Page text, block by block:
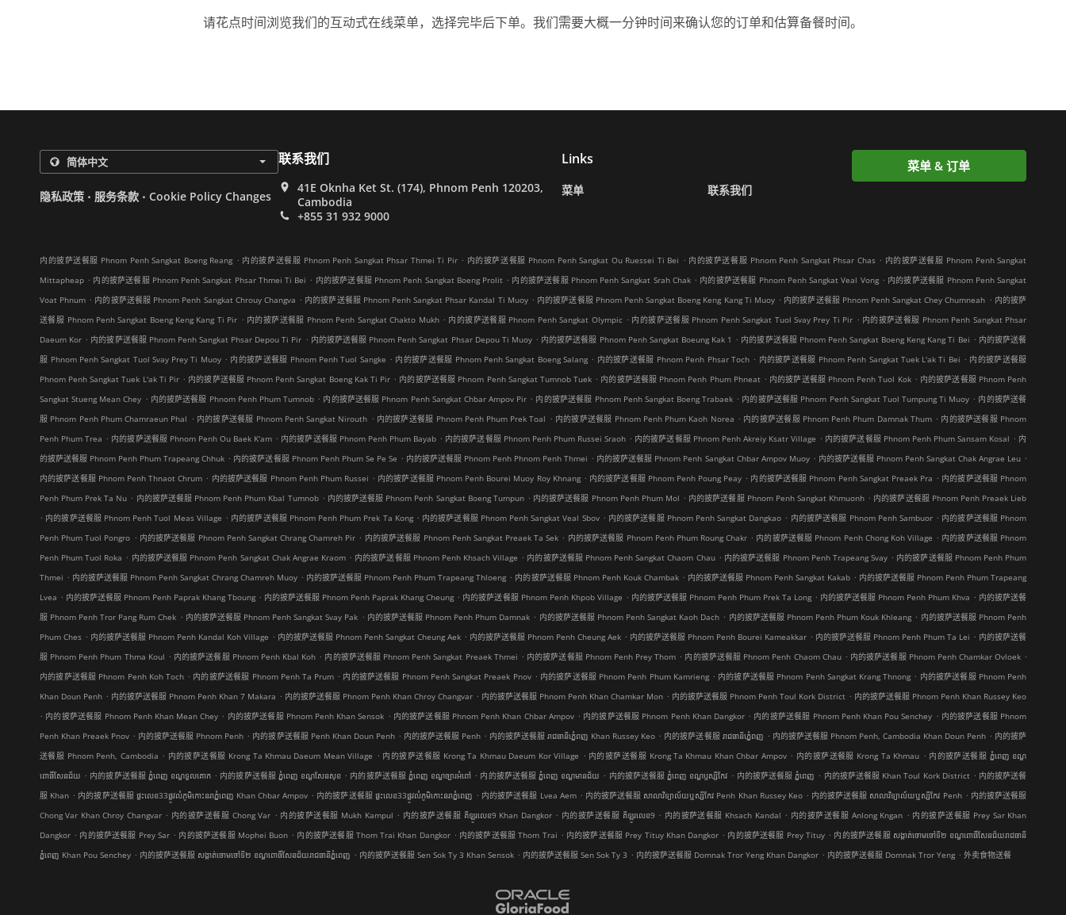
请花点时间浏览我们的互动式在线菜单，选择完毕后下单。我们需要大概一分钟时间来确认您的订单和估算备餐时间。
隐私政策 . 服务条款 . Cookie Policy Changes
联系我们
41E Oknha Ket St. (174), Phnom Penh 120203,
Cambodia
+855 31 932 9000
Links
菜单 联系我们
菜单 & 订单
内的披萨送餐服 Phnom Penh Sangkat Boeng Reang . 内的披萨送餐服 Phnom Penh Sangkat Phsar Thmei Ti Pir . 内的披萨送餐服 Phnom Penh Sangkat Ou Ruessei Ti Bei . 内的披萨送餐服 Phnom Penh Sangkat Phsar Chas . 内的披萨送餐服 Phnom Penh Sangkat
Mittapheap . 内的披萨送餐服 Phnom Penh Sangkat Phsar Thmei Ti Bei . 内的披萨送餐服 Phnom Penh Sangkat Boeng Prolit . 内的披萨送餐服 Phnom Penh Sangkat Srah Chak . 内的披萨送餐服 Phnom Penh Sangkat Veal Vong . 内的披萨送餐服 Phnom Penh Sangkat
Voat Phnum . 内的披萨送餐服 Phnom Penh Sangkat Chrouy Changva . 内的披萨送餐服 Phnom Penh Sangkat Phsar Kandal Ti Muoy . 内的披萨送餐服 Phnom Penh Sangkat Boeng Keng Kang Ti Muoy . 内的披萨送餐服 Phnom Penh Sangkat Chey Chumneah . 内的披萨
送餐服 Phnom Penh Sangkat Boeng Keng Kang Ti Pir . 内的披萨送餐服 Phnom Penh Sangkat Chakto Mukh . 内的披萨送餐服 Phnom Penh Sangkat Olympic . 内的披萨送餐服 Phnom Penh Sangkat Tuol Svay Prey Ti Pir . 内的披萨送餐服 Phnom Penh Sangkat Phsar
Daeum Kor . 内的披萨送餐服 Phnom Penh Sangkat Phsar Depou Ti Pir . 内的披萨送餐服 Phnom Penh Sangkat Phsar Depou Ti Muoy . 内的披萨送餐服 Phnom Penh Sangkat Boeung Kak 1 . 内的披萨送餐服 Phnom Penh Sangkat Boeng Keng Kang Ti Bei . 内的披萨送餐
服 Phnom Penh Sangkat Tuol Svay Prey Ti Muoy . 内的披萨送餐服 Phnom Penh Tuol Sangke . 内的披萨送餐服 Phnom Penh Sangkat Boeng Salang . 内的披萨送餐服 Phnom Penh Phsar Toch . 内的披萨送餐服 Phnom Penh Sangkat Tuek L'ak Ti Bei . 内的披萨送餐服
Phnom Penh Sangkat Tuek L'ak Ti Pir . 内的披萨送餐服 Phnom Penh Sangkat Boeng Kak Ti Pir . 内的披萨送餐服 Phnom Penh Sangkat Tumnob Tuek . 内的披萨送餐服 Phnom Penh Phum Phneat . 内的披萨送餐服 Phnom Penh Tuol Kok . 内的披萨送餐服 Phnom Penh
Sangkat Stueng Mean Chey . 内的披萨送餐服 Phnom Penh Phum Tumnob . 内的披萨送餐服 Phnom Penh Sangkat Chbar Ampov Pir . 内的披萨送餐服 Phnom Penh Sangkat Boeng Trabaek . 内的披萨送餐服 Phnom Penh Sangkat Tuol Tumpung Ti Muoy . 内的披萨送餐
服 Phnom Penh Phum Chamraeun Phal . 内的披萨送餐服 Phnom Penh Sangkat Nirouth . 内的披萨送餐服 Phnom Penh Phum Prek Toal . 内的披萨送餐服 Phnom Penh Phum Kaoh Norea . 内的披萨送餐服 Phnom Penh Phum Damnak Thum . 内的披萨送餐服 Phnom
Penh Phum Trea . 内的披萨送餐服 Phnom Penh Ou Baek K'am . 内的披萨送餐服 Phnom Penh Phum Bayab . 内的披萨送餐服 Phnom Penh Phum Russei Sraoh . 内的披萨送餐服 Phnom Penh Akreiy Ksatr Village . 内的披萨送餐服 Phnom Penh Phum Sansam Kosal . 内
的披萨送餐服 Phnom Penh Phum Trapeang Chhuk . 内的披萨送餐服 Phnom Penh Phum Se Pe Se . 内的披萨送餐服 Phnom Penh Phnom Penh Thmei . 内的披萨送餐服 Phnom Penh Sangkat Chbar Ampov Muoy . 内的披萨送餐服 Phnom Penh Sangkat Chak Angrae Leu .
内的披萨送餐服 Phnom Penh Thnaot Chrum . 内的披萨送餐服 Phnom Penh Phum Russei . 内的披萨送餐服 Phnom Penh Bourei Muoy Roy Khnang . 内的披萨送餐服 Phnom Penh Poung Peay . 内的披萨送餐服 Phnom Penh Sangkat Preaek Pra . 内的披萨送餐服 Phnom
Penh Phum Prek Ta Nu . 内的披萨送餐服 Phnom Penh Phum Kbal Tumnob . 内的披萨送餐服 Phnom Penh Sangkat Boeng Tumpun . 内的披萨送餐服 Phnom Penh Phum Mol . 内的披萨送餐服 Phnom Penh Sangkat Khmuonh . 内的披萨送餐服 Phnom Penh Preaek Lieb
. 内的披萨送餐服 Phnom Penh Tuol Meas Village . 内的披萨送餐服 Phnom Penh Phum Prek Ta Kong . 内的披萨送餐服 Phnom Penh Sangkat Veal Sbov . 内的披萨送餐服 Phnom Penh Sangkat Dangkao . 内的披萨送餐服 Phnom Penh Sambuor . 内的披萨送餐服 Phnom
Penh Phum Tuol Pongro . 内的披萨送餐服 Phnom Penh Sangkat Chrang Chamreh Pir . 内的披萨送餐服 Phnom Penh Sangkat Preaek Ta Sek . 内的披萨送餐服 Phnom Penh Phum Roung Chakr . 内的披萨送餐服 Phnom Penh Chong Koh Village . 内的披萨送餐服 Phnom
Penh Phum Tuol Roka . 内的披萨送餐服 Phnom Penh Sangkat Chak Angrae Kraom . 内的披萨送餐服 Phnom Penh Khsach Village . 内的披萨送餐服 Phnom Penh Sangkat Chaom Chau . 内的披萨送餐服 Phnom Penh Trapeang Svay . 内的披萨送餐服 Phnom Penh Phum
Thmei . 内的披萨送餐服 Phnom Penh Sangkat Chrang Chamreh Muoy . 内的披萨送餐服 Phnom Penh Phum Trapeang Thloeng . 内的披萨送餐服 Phnom Penh Kouk Chambak . 内的披萨送餐服 Phnom Penh Sangkat Kakab . 内的披萨送餐服 Phnom Penh Phum Trapeang
Lvea . 内的披萨送餐服 Phnom Penh Paprak Khang Tboung . 内的披萨送餐服 Phnom Penh Paprak Khang Cheung . 内的披萨送餐服 Phnom Penh Khpob Village . 内的披萨送餐服 Phnom Penh Phum Prek Ta Long . 内的披萨送餐服 Phnom Penh Phum Khva . 内的披萨送餐
服 Phnom Penh Tror Pang Rum Chek . 内的披萨送餐服 Phnom Penh Sangkat Svay Pak . 内的披萨送餐服 Phnom Penh Phum Damnak . 内的披萨送餐服 Phnom Penh Sangkat Kaoh Dach . 内的披萨送餐服 Phnom Penh Phum Kouk Khleang . 内的披萨送餐服 Phnom Penh
Phum Ches . 内的披萨送餐服 Phnom Penh Kandal Koh Village . 内的披萨送餐服 Phnom Penh Sangkat Cheung Aek . 内的披萨送餐服 Phnom Penh Cheung Aek . 内的披萨送餐服 Phnom Penh Bourei Kameakkar . 内的披萨送餐服 Phnom Penh Phum Ta Lei . 内的披萨送餐
服 Phnom Penh Phum Thma Koul . 内的披萨送餐服 Phnom Penh Kbal Koh . 内的披萨送餐服 Phnom Penh Sangkat Preaek Thmei . 内的披萨送餐服 Phnom Penh Prey Thom . 内的披萨送餐服 Phnom Penh Chaom Chau . 内的披萨送餐服 Phnom Penh Chamkar Ovloek .
内的披萨送餐服 Phnom Penh Koh Toch . 内的披萨送餐服 Phnom Penh Ta Prum . 内的披萨送餐服 Phnom Penh Sangkat Preaek Pnov . 内的披萨送餐服 Phnom Penh Phum Kamrieng . 内的披萨送餐服 Phnom Penh Sangkat Krang Thnong . 内的披萨送餐服 Phnom Penh
Khan Doun Penh . 内的披萨送餐服 Phnom Penh Khan 7 Makara . 内的披萨送餐服 Phnom Penh Khan Chroy Changvar . 内的披萨送餐服 Phnom Penh Khan Chamkar Mon . 内的披萨送餐服 Phnom Penh Toul Kork District . 内的披萨送餐服 Phnom Penh Khan Russey Keo
. 内的披萨送餐服 Phnom Penh Khan Mean Chey . 内的披萨送餐服 Phnom Penh Khan Sensok . 内的披萨送餐服 Phnom Penh Khan Chbar Ampov . 内的披萨送餐服 Phnom Penh Khan Dangkor . 内的披萨送餐服 Phnom Penh Khan Pou Senchey . 内的披萨送餐服 Phnom
Penh Khan Preaek Pnov . 内的披萨送餐服 Phnom Penh . 内的披萨送餐服 Penh Khan Doun Penh . 内的披萨送餐服 Penh . 内的披萨送餐服 រាជធានីភ្នំេពញ Khan Russey Keo . 内的披萨送餐服 រាជធានីភ្នំេពញ . 内的披萨送餐服 Phnom Penh, Cambodia Khan Doun Penh . 内的披萨
送餐服 Phnom Penh, Cambodia . 内的披萨送餐服 Krong Ta Khmau Daeum Mean Village . 内的披萨送餐服 Krong Ta Khmau Daeum Kor Village . 内的披萨送餐服 Krong Ta Khmau Khan Chbar Ampov . 内的披萨送餐服 Krong Ta Khmau . 内的披萨送餐服 ភ្នំពេញ ខណ្ឌ​
ពោធិ៍សែនជ័យ . 内的披萨送餐服 ភ្នំពេញ ខណ្ឌទួលគោក . 内的披萨送餐服 ភ្នំពេញ ខណ្ឌ​សែនសុខ . 内的披萨送餐服 ភ្នំពេញ ខណ្ឌច្បារអំពៅ . 内的披萨送餐服 ភ្នំពេញ ខណ្ឌមានជ័យ . 内的披萨送餐服 ភ្នំពេញ ខណ្ឌ​ឫស្សីកែវ . 内的披萨送餐服 ភ្នំពេញ . 内的披萨送餐服 Khan Toul Kork District . 内的披萨送餐
服 Khan . 内的披萨送餐服 ផ្ទះលេខ33ផ្លូវលំភូមិកោះនរាភ្នំពេញ Khan Chbar Ampov . 内的披萨送餐服 ផ្ទះលេខ33ផ្លូវលំភូមិកោះនរាភ្នំពេញ . 内的披萨送餐服 Lvea Aem . 内的披萨送餐服 សាលាវិទ្យាល័យឬស្សីកែវ Penh Khan Russey Keo . 内的披萨送餐服 សាលាវិទ្យាល័យឬស្សីកែវ Penh . 内的披萨送餐服
Chong Var Khan Chroy Changvar . 内的披萨送餐服 Chong Var . 内的披萨送餐服 Mukh Kampul . 内的披萨送餐服 គីឡូរលេខ9 Khan Dangkor . 内的披萨送餐服 គីឡូរលេខ9 . 内的披萨送餐服 Khsach Kandal . 内的披萨送餐服 Anlong Kngan . 内的披萨送餐服 Prey Sar Khan
Dangkor . 内的披萨送餐服 Prey Sar . 内的披萨送餐服 Mophei Buon . 内的披萨送餐服 Thom Trai Khan Dangkor . 内的披萨送餐服 Thom Trai . 内的披萨送餐服 Prey Tituy Khan Dangkor . 内的披萨送餐服 Prey Tituy . 内的披萨送餐服 សង្កាត់ចោមចៅទី២ ខណ្ឌពោធិ៍សែនជ័យរាជធានី
ភ្នំពេញ Khan Pou Senchey . 内的披萨送餐服 សង្កាត់ចោមចៅទី២ ខណ្ឌពោធិ៍សែនជ័យរាជធានីភ្នំពេញ . 内的披萨送餐服 Sen Sok Ty 3 Khan Sensok . 内的披萨送餐服 Sen Sok Ty 3 . 内的披萨送餐服 Domnak Tror Yeng Khan Dangkor . 内的披萨送餐服 Domnak Tror Yeng . 外卖食物送餐